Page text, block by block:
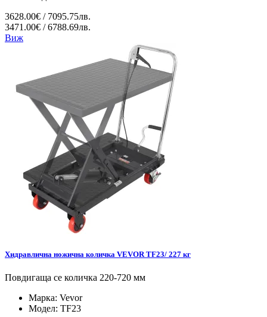
3628.00€ / 7095.75лв.
3471.00€ / 6788.69лв.
Виж
Хидравлична ножична количка VEVOR TF23/ 227 кг
Повдигаща се количка 220-720 мм
Марка: Vevor
Модел: TF23